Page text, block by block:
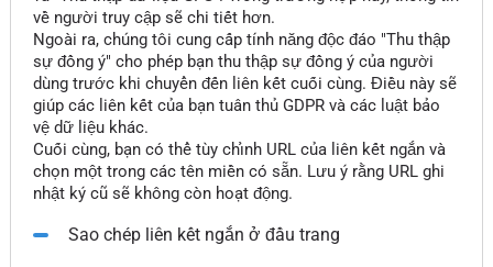
về người truy cập sẽ chi tiết hơn.
Ngoài ra, chúng tôi cung cấp tính năng độc đáo "Thu thập
sự đồng ý" cho phép bạn thu thập sự đồng ý của người
dùng trước khi chuyển đến liên kết cuối cùng. Điều này sẽ
giúp các liên kết của bạn tuân thủ GDPR và các luật bảo
vệ dữ liệu khác.
Cuối cùng, bạn có thể tùy chỉnh URL của liên kết ngắn và
chọn một trong các tên miền có sẵn. Lưu ý rằng URL ghi
nhật ký cũ sẽ không còn hoạt động.
Sao chép liên kết ngắn ở đầu trang